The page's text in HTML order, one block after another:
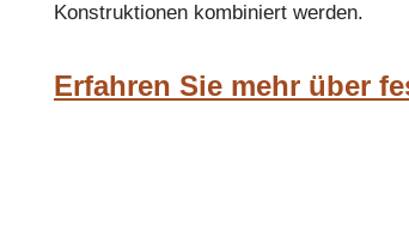
Konstruktionen kombiniert werden.
Erfahren Sie mehr über